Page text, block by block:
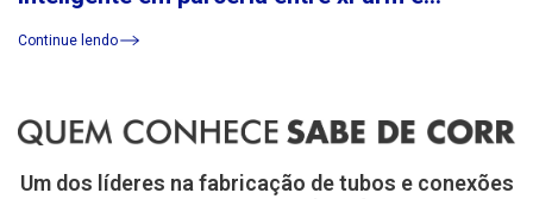
Continue lendo
Um dos líderes na fabricação de tubos e conexões